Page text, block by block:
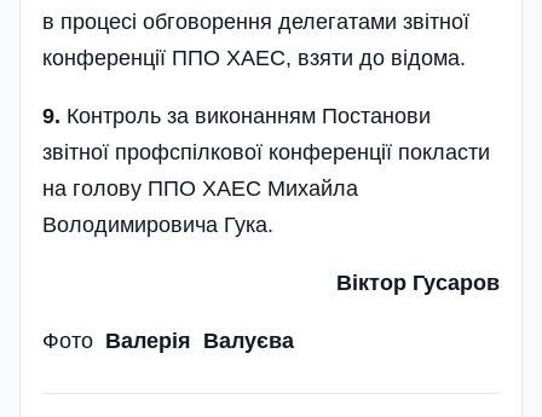
в процесі обговорення делегатами звітної
конференції ППО ХАЕС, взяти до відома.
9. Контроль за виконанням Постанови
звітної профспілкової конференції покласти
на голову ППО ХАЕС Михайла
Володимировича Гука.
Віктор Гусаров
Фото Валерія Валуєва